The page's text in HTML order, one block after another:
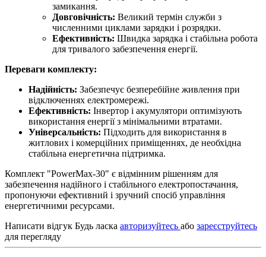
замикання.
Довговічність: Великий термін служби з
численними циклами зарядки і розрядки.
Ефективність: Швидка зарядка і стабільна робота
для тривалого забезпечення енергії.
Переваги комплекту:
Надійність: Забезпечує безперебійне живлення при
відключеннях електромережі.
Ефективність: Інвертор і акумулятори оптимізують
використання енергії з мінімальними втратами.
Універсальність: Підходить для використання в
житлових і комерційних приміщеннях, де необхідна
стабільна енергетична підтримка.
Комплект "PowerMax-30" є відмінним рішенням для
забезпечення надійного і стабільного електропостачання,
пропонуючи ефективний і зручний спосіб управління
енергетичними ресурсами.
Написати відгук Будь ласка авторизуйтесь або зареєструйтесь
для перегляду